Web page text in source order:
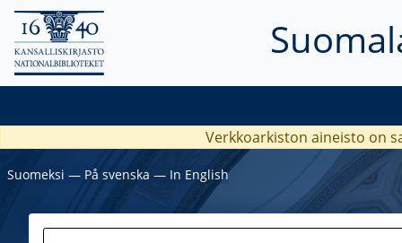
Verkkoarkiston aineisto on
Suomeksi ― På svenska ― In English